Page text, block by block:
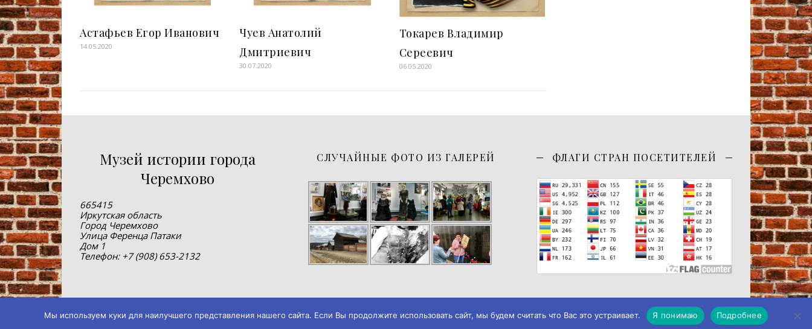
Астафьев Егор Иванович
14.05.2020
Чуев Анатолий
Дмитриевич
30.07.2020
Токарев Владимир
Сереевич
06.05.2020
Музей истории города
Черемхово
665415
Иркутская область
Город Черемхово
Улица Ференца Патаки
Дом 1
Телефон: +7 (908) 653-2132
СЛУЧАЙНЫЕ ФОТО ИЗ ГАЛЕРЕЙ ФЛАГИ СТРАН ПОСЕТИТЕЛЕЙ
© 2019-2026Музей истории города Черемхово◄► ✪Дизайн и разработка → А-Я Studio
Мы используем куки для наилучшего представления нашего сайта. Если Вы продолжите использовать сайт, мы будем считать что Вас это устраивает. Я понимаю Подробнее